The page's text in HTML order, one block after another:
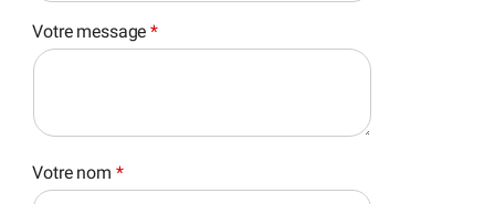
Votre message*
Votre nom *